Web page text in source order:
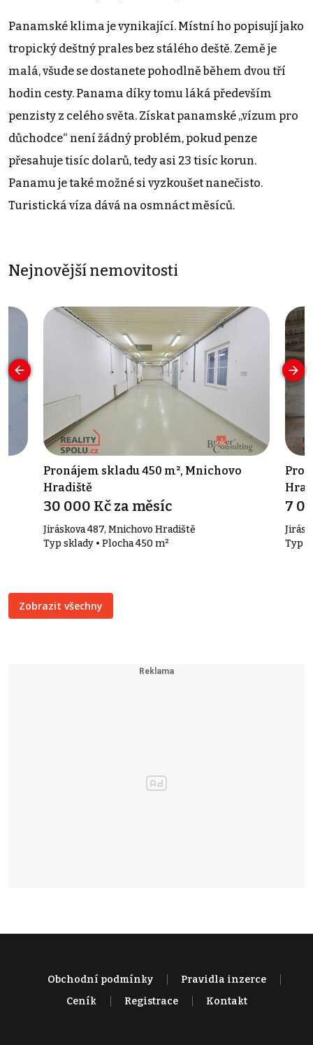
Panamské klima je vynikající. Místní ho popisují jako
tropický deštný prales bez stálého deště. Země je
malá, všude se dostanete pohodlně během dvou tří
hodin cesty. Panama díky tomu láká především
penzisty z celého světa. Získat panamské „vízum pro
důchodce“ není žádný problém, pokud penze
přesahuje tisíc dolarů, tedy asi 23 tisíc korun.
Panamu je také možné si vyzkoušet nanečisto.
Turistická víza dává na osmnáct měsíců.
Nejnovější nemovitosti
Pronájem skladu 450 m², Mnichovo
Hradiště
30 000 Kč za měsíc
Jiráskova 487, Mnichovo Hradiště
Typ sklady • Plocha 450 m²
7
Typ
Zobrazit všechny
Obchodní podmínky
Pravidla inzerce
Ceník
Registrace Kontakt